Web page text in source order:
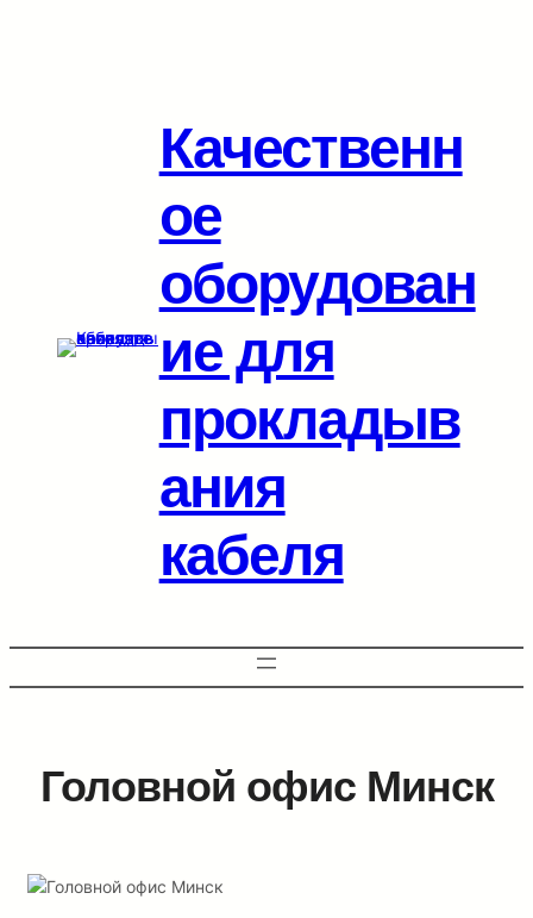
Качественн
ое
оборудован
ие для
прокладыв
ания
кабеля
Головной офис Минск